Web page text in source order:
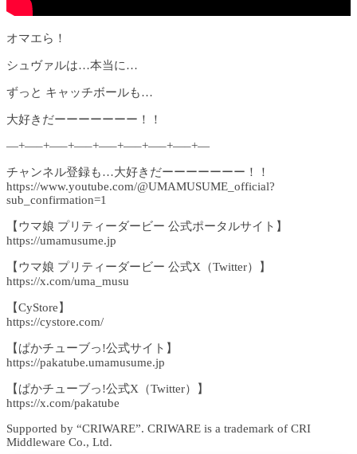
オマエら！
シュヴァルは…本当に…
ずっと キャッチボールも…
大好きだーーーーーーー！！
—+—–+—–+—–+—–+—–+—–+—–+—
チャンネル登録も…大好きだーーーーーーー！！
https://www.youtube.com/@UMAMUSUME_official?
sub_confirmation=1
【ウマ娘 プリティーダービー 公式ポータルサイト】
https://umamusume.jp
【ウマ娘 プリティーダービー 公式X（Twitter）】
https://x.com/uma_musu
【CyStore】
https://cystore.com/
【ぱかチューブっ!公式サイト】
https://pakatube.umamusume.jp
【ぱかチューブっ!公式X（Twitter）】
https://x.com/pakatube
Supported by “CRIWARE”. CRIWARE is a trademark of CRI
Middleware Co., Ltd.